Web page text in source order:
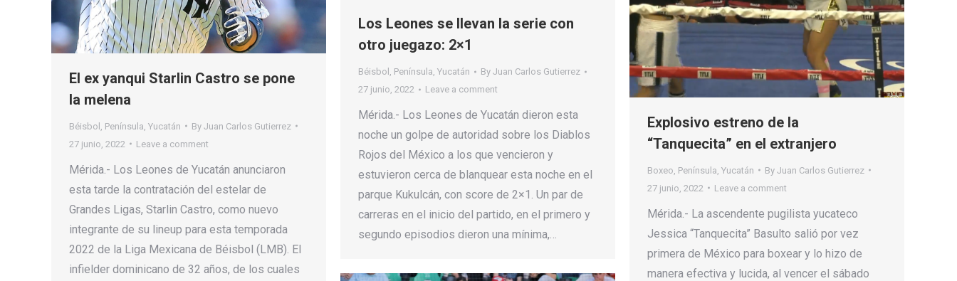
Los Leones se llevan la serie con
otro juegazo: 2×1
Béisbol , Península, Yucatán By Juan Carlos Gutierrez
27 junio, 2022
Leave a comment
Mérida.- Los Leones de Yucatán dieron esta
noche un golpe de autoridad sobre los Diablos
Rojos del México a los que vencieron y
estuvieron cerca de blanquear esta noche en el
parque Kukulcán, con score de 2×1. Un par de
carreras en el inicio del partido, en el primero y
segundo episodios dieron una mínima,…
El ex yanqui Starlin Castro se pone
la melena
Béisbol Península Yucatán By Juan Carlos Gutierrez
27 junio, 2022
Leave a comment
Mérida.- Los Leones de Yucatán anunciaron
esta tarde la contratación del estelar de
Grandes Ligas, Starlin Castro, como nuevo
integrante de su lineup para esta temporada
2022 de la Liga Mexicana de Béisbol (LMB). El
infielder dominicano de 32 años, de los cuales
Explosivo estreno de la
“Tanquecita” en el extranjero
Boxeo Península Yucatán By Juan Carlos Gutierrez
27 junio, 2022
Leave a comment
Mérida.- La ascendente pugilista yucateco
Jessica “Tanquecita” Basulto salió por vez
primera de México para boxear y lo hizo de
manera efectiva y lucida, al vencer el sábado